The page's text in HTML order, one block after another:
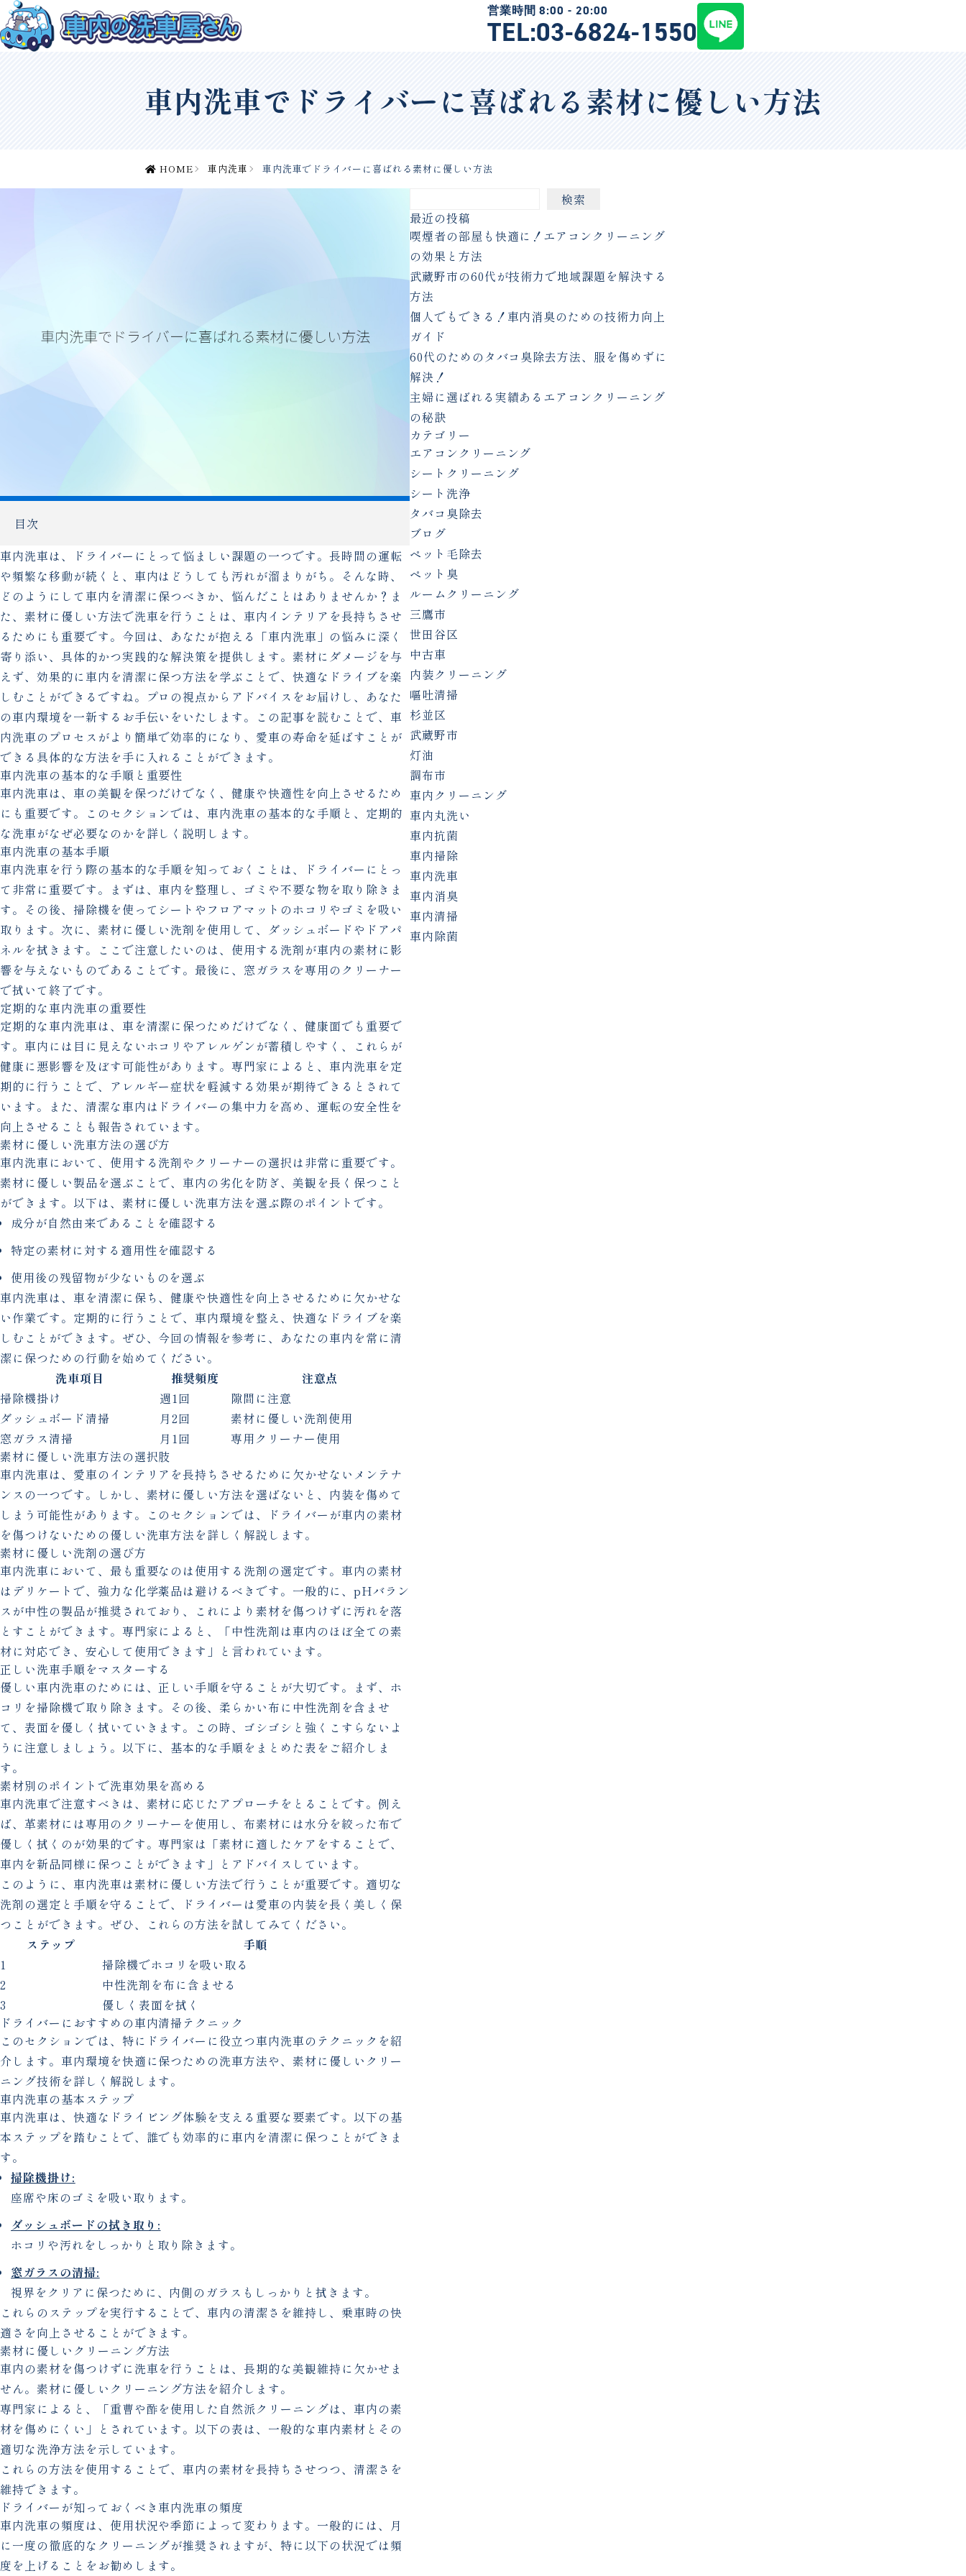
TEL:03-6824-1550
車内洗車でドライバーに喜ばれる素材に優しい方法
HOME 車内洗車 車内洗車でドライバーに喜ばれる素材に優しい方法
目次
車内洗車は、ドライバーにとって悩ましい課題の一つです。長時間の運転
や頻繁な移動が続くと、車内はどうしても汚れが溜まりがち。そんな時、
どのようにして車内を清潔に保つべきか、悩んだことはありませんか？ま
た、素材に優しい方法で洗車を行うことは、車内インテリアを長持ちさせ
るためにも重要です。今回は、あなたが抱える「車内洗車」の悩みに深く
寄り添い、具体的かつ実践的な解決策を提供します。素材にダメージを与
えず、効果的に車内を清潔に保つ方法を学ぶことで、快適なドライブを楽
しむことができるですね。プロの視点からアドバイスをお届けし、あなた
の車内環境を一新するお手伝いをいたします。この記事を読むことで、車
内洗車のプロセスがより簡単で効率的になり、愛車の寿命を延ばすことが
できる具体的な方法を手に入れることができます。
車内洗車の基本的な手順と重要性
車内洗車は、車の美観を保つだけでなく、健康や快適性を向上させるため
にも重要です。このセクションでは、車内洗車の基本的な手順と、定期的
な洗車がなぜ必要なのかを詳しく説明します。
車内洗車の基本手順
車内洗車を行う際の基本的な手順を知っておくことは、ドライバーにとっ
て非常に重要です。まずは、車内を整理し、ゴミや不要な物を取り除きま
す。その後、掃除機を使ってシートやフロアマットのホコリやゴミを吸い
取ります。次に、素材に優しい洗剤を使用して、ダッシュボードやドアパ
ネルを拭きます。ここで注意したいのは、使用する洗剤が車内の素材に影
響を与えないものであることです。最後に、窓ガラスを専用のクリーナー
で拭いて終了です。
定期的な車内洗車の重要性
定期的な車内洗車は、車を清潔に保つためだけでなく、健康面でも重要で
す。車内には目に見えないホコリやアレルゲンが蓄積しやすく、これらが
健康に悪影響を及ぼす可能性があります。専門家によると、車内洗車を定
期的に行うことで、アレルギー症状を軽減する効果が期待できるとされて
います。また、清潔な車内はドライバーの集中力を高め、運転の安全性を
向上させることも報告されています。
素材に優しい洗車方法の選び方
車内洗車において、使用する洗剤やクリーナーの選択は非常に重要です。
素材に優しい製品を選ぶことで、車内の劣化を防ぎ、美観を長く保つこと
ができます。以下は、素材に優しい洗車方法を選ぶ際のポイントです。
成分が自然由来であることを確認する
特定の素材に対する適用性を確認する
使用後の残留物が少ないものを選ぶ
車内洗車は、車を清潔に保ち、健康や快適性を向上させるために欠かせな
い作業です。定期的に行うことで、車内環境を整え、快適なドライブを楽
しむことができます。ぜひ、今回の情報を参考に、あなたの車内を常に清
潔に保つための行動を始めてください。
洗車項目
推奨頻度
注意点
掃除機掛け
週1回
隙間に注意
ダッシュボード清掃
月2回
素材に優しい洗剤使用
窓ガラス清掃
月1回
専用クリーナー使用
素材に優しい洗車方法の選択肢
車内洗車は、愛車のインテリアを長持ちさせるために欠かせないメンテナ
ンスの一つです。しかし、素材に優しい方法を選ばないと、内装を傷めて
しまう可能性があります。このセクションでは、ドライバーが車内の素材
を傷つけないための優しい洗車方法を詳しく解説します。
素材に優しい洗剤の選び方
車内洗車において、最も重要なのは使用する洗剤の選定です。車内の素材
はデリケートで、強力な化学薬品は避けるべきです。一般的に、pHバラン
スが中性の製品が推奨されており、これにより素材を傷つけずに汚れを落
とすことができます。専門家によると、「中性洗剤は車内のほぼ全ての素
材に対応でき、安心して使用できます」と言われています。
正しい洗車手順をマスターする
優しい車内洗車のためには、正しい手順を守ることが大切です。まず、ホ
コリを掃除機で取り除きます。その後、柔らかい布に中性洗剤を含ませ
て、表面を優しく拭いていきます。この時、ゴシゴシと強くこすらないよ
うに注意しましょう。以下に、基本的な手順をまとめた表をご紹介しま
す。
素材別のポイントで洗車効果を高める
車内洗車で注意すべきは、素材に応じたアプローチをとることです。例え
ば、革素材には専用のクリーナーを使用し、布素材には水分を絞った布で
優しく拭くのが効果的です。専門家は「素材に適したケアをすることで、
車内を新品同様に保つことができます」とアドバイスしています。
このように、車内洗車は素材に優しい方法で行うことが重要です。適切な
洗剤の選定と手順を守ることで、ドライバーは愛車の内装を長く美しく保
つことができます。ぜひ、これらの方法を試してみてください。
ステップ
手順
1
掃除機でホコリを吸い取る
2
中性洗剤を布に含ませる
3
優しく表面を拭く
ドライバーにおすすめの車内清掃テクニック
このセクションでは、特にドライバーに役立つ車内洗車のテクニックを紹
介します。車内環境を快適に保つための洗車方法や、素材に優しいクリー
ニング技術を詳しく解説します。
車内洗車の基本ステップ
車内洗車は、快適なドライビング体験を支える重要な要素です。以下の基
本ステップを踏むことで、誰でも効率的に車内を清潔に保つことができま
す。
掃除機掛け:
座席や床のゴミを吸い取ります。
ダッシュボードの拭き取り:
ホコリや汚れをしっかりと取り除きます。
窓ガラスの清掃:
視界をクリアに保つために、内側のガラスもしっかりと拭きます。
これらのステップを実行することで、車内の清潔さを維持し、乗車時の快
適さを向上させることができます。
素材に優しいクリーニング方法
車内の素材を傷つけずに洗車を行うことは、長期的な美観維持に欠かせま
せん。素材に優しいクリーニング方法を紹介します。
専門家によると、「重曹や酢を使用した自然派クリーニングは、車内の素
材を傷めにくい」とされています。以下の表は、一般的な車内素材とその
適切な洗浄方法を示しています。
これらの方法を使用することで、車内の素材を長持ちさせつつ、清潔さを
維持できます。
ドライバーが知っておくべき車内洗車の頻度
車内洗車の頻度は、使用状況や季節によって変わります。一般的には、月
に一度の徹底的なクリーニングが推奨されますが、特に以下の状況では頻
度を上げることをお勧めします。
検索
最近の投稿
喫煙者の部屋も快適に！エアコンクリーニング
の効果と方法
武蔵野市の60代が技術力で地域課題を解決する
方法
個人でもできる！車内消臭のための技術力向上
ガイド
60代のためのタバコ臭除去方法、服を傷めずに
解決！
主婦に選ばれる実績あるエアコンクリーニング
の秘訣
カテゴリー
エアコンクリーニング
シートクリーニング
シート洗浄
タバコ臭除去
ブログ
ペット毛除去
ペット臭
ルームクリーニング
三鷹市
世田谷区
中古車
内装クリーニング
嘔吐清掃
杉並区
武蔵野市
灯油
調布市
車内クリーニング
車内丸洗い
車内抗菌
車内掃除
車内洗車
車内消臭
車内清掃
車内除菌